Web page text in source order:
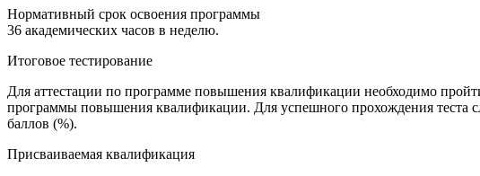
Нормативный срок освоения программы
36 академических часов в неделю.
Итоговое тестирование
Для аттестации по программе повышения квалификации необходимо
программы повышения квалификации. Для успешного прохождения теста
баллов (%).
Присваиваемая квалификация